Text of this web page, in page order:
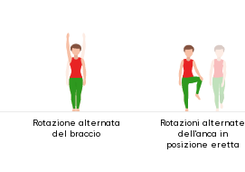
Rotazione alternata
del braccio
Rotazioni alternate
dell'anca in
posizione eretta